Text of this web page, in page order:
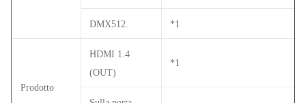
DMX512. *1
Prodotto
HDMI 1.4
(OUT)
*1